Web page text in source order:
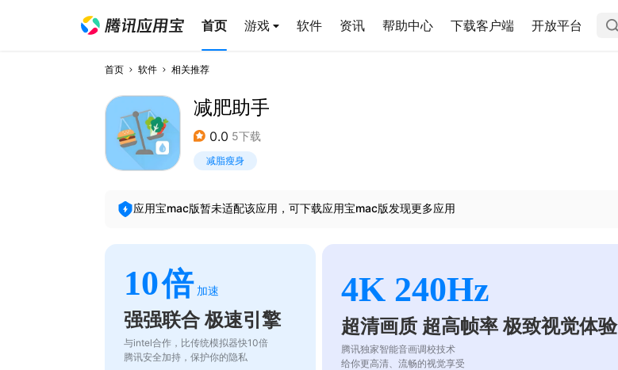
首页 游戏 软件 资讯 帮助中心 下载客户端 开放平台
首页 软件 相关推荐
减肥助手
0.0 5下载
减脂瘦身
应用宝mac版暂未适配该应用，可下载应用宝mac版发现更多应用
10倍 加速
强强联合 极速引擎
与intel合作，比传统模拟器快10倍
腾讯安全加持，保护你的隐私
4K 240Hz
超清画质 超高帧率 极致视觉体验
腾讯独家智能音画调校技术
给你更高清、流畅的视觉享受